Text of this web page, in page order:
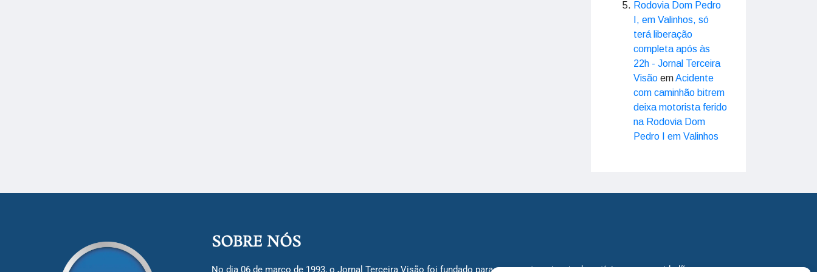
Rodovia Dom Pedro
I, em Valinhos, só
terá liberação
completa após às
22h - Jornal Terceira
Visão emAcidente
com caminhão bitrem
deixa motorista ferido
na Rodovia Dom
Pedro I em Valinhos
SOBRE NÓS
No dia 06 de março de 1993, o Jornal Terceira Visão foi fundado para ser uma terceira via de notícias para os cidadãos